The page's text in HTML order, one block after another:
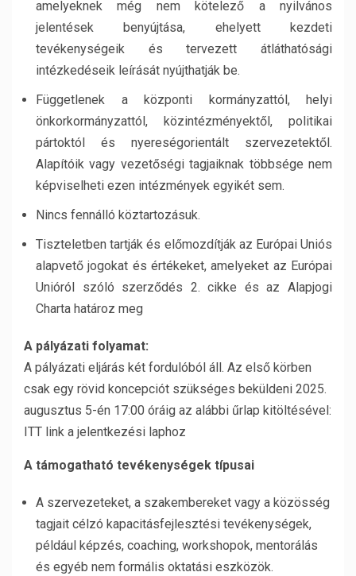
amelyeknek még nem kötelező a nyilvános
jelentések benyújtása, ehelyett kezdeti
tevékenységeik és tervezett átláthatósági
intézkedéseik leírását nyújthatják be.
Függetlenek a központi kormányzattól, helyi
önkorkormányzattól, közintézményektől, politikai
pártoktól és nyereségorientált szervezetektől.
Alapítóik vagy vezetőségi tagjaiknak többsége nem
képviselheti ezen intézmények egyikét sem.
Nincs fennálló köztartozásuk.
Tiszteletben tartják és előmozdítják az Európai Uniós
alapvető jogokat és értékeket, amelyeket az Európai
Unióról szóló szerződés 2. cikke és az Alapjogi
Charta határoz meg
A pályázati folyamat:
A pályázati eljárás két fordulóból áll. Az első körben
csak egy rövid koncepciót szükséges beküldeni 2025.
augusztus 5-én 17:00 óráig az alábbi űrlap kitöltésével:
ITT link a jelentkezési laphoz
A támogatható tevékenységek típusai
A szervezeteket, a szakembereket vagy a közösség
tagjait célzó kapacitásfejlesztési tevékenységek,
például képzés, coaching, workshopok, mentorálás
és egyéb nem formális oktatási eszközök.